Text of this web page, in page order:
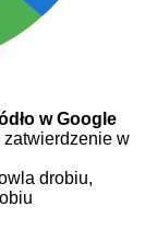
w Google
zatwierdzenie w
drobiu,